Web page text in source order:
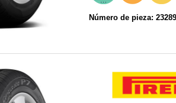
Número de pieza: